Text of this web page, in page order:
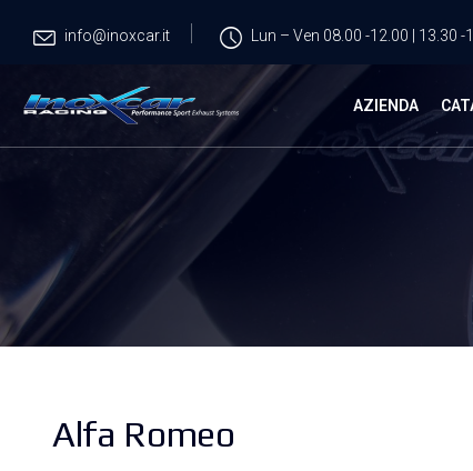
info@inoxcar.it Lun – Ven 08.00 -12.00 | 13.30 -
AZIENDA
Alfa Romeo